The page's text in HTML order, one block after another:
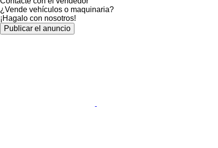
¿Vende vehículos o maquinaria?
¡Hagalo con nosotros!
Publicar el anuncio